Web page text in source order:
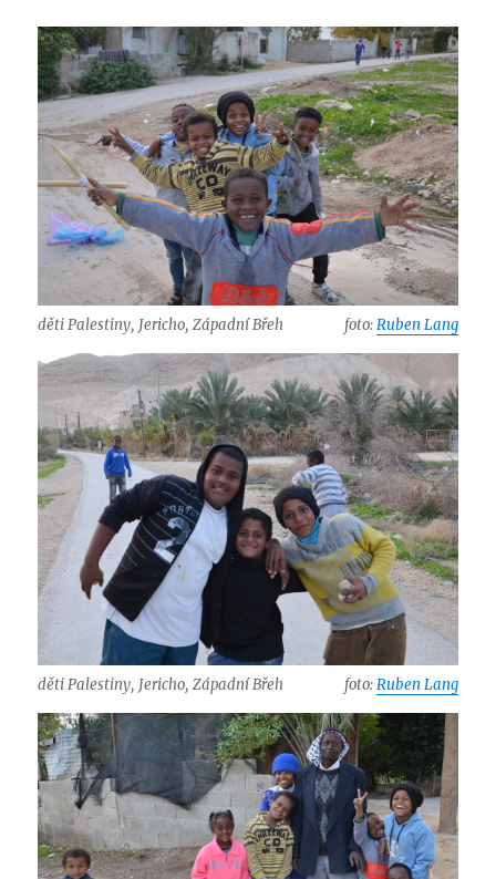
děti Palestiny, Jericho, Západní Břeh foto:Ruben Lang
děti Palestiny, Jericho, Západní Břeh foto:Ruben Lang